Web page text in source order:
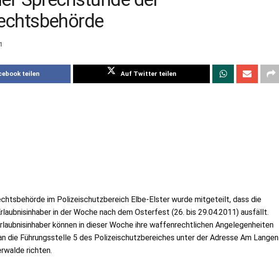
teilen Auf Twitter teilen
im Polizeischutzbereich Elbe-Elster wurde mitgeteilt, dass die
in der Woche nach dem Osterfest (26. bis 29.04.2011) ausfällt.
können in dieser Woche ihre waffenrechtlichen Angelegenheiten
die Führungsstelle 5 des Polizeischutzbereiches unter der Adresse Am Langen
richten.